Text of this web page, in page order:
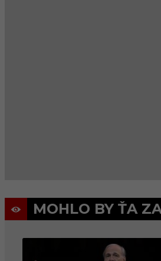
MOHLO BY ŤA